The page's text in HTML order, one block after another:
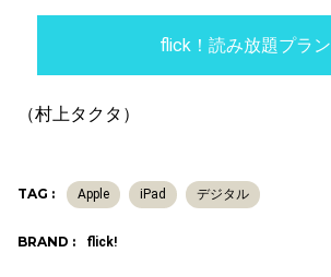
flick！読み放題プラン
（村上タクタ）
TAG : Apple iPad デジタル
BRAND : flick!